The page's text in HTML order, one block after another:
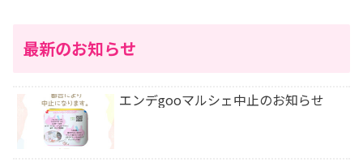
最新のお知らせ
エンデgooマルシェ中止のお知らせ